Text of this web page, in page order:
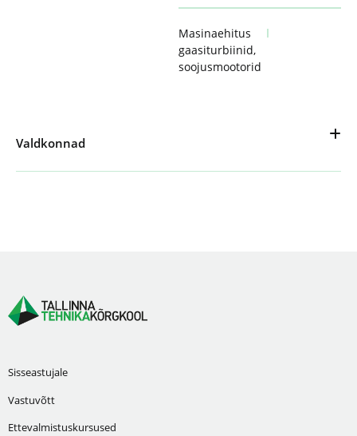
Masinaehitus
gaasiturbiinid,
soojusmootorid
Valdkonnad
Sisseastujale
Vastuvõtt
Ettevalmistuskursused